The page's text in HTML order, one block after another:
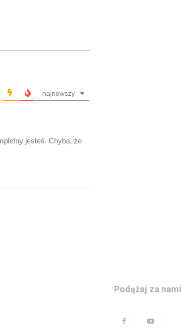
najnowszy
jesteś. Chyba, że
Podążaj za nami